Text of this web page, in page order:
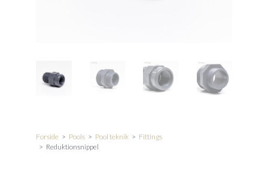
Forside > Pools > Pool teknik > Fittings
> Reduktionsnippel